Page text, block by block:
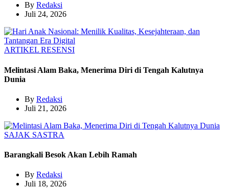
By Redaksi
Juli 24, 2026
ARTIKEL RESENSI
Melintasi Alam Baka, Menerima Diri di Tengah Kalutnya
Dunia
By Redaksi
Juli 21, 2026
SAJAK SASTRA
Barangkali Besok Akan Lebih Ramah
By Redaksi
Juli 18, 2026